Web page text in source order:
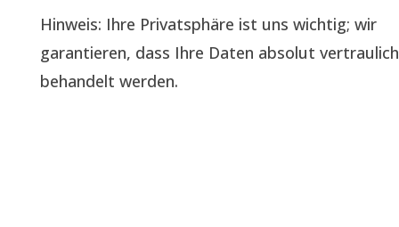
Hinweis: Ihre Privatsphäre ist uns wichtig; wir
garantieren, dass Ihre Daten absolut vertraulich
behandelt werden.